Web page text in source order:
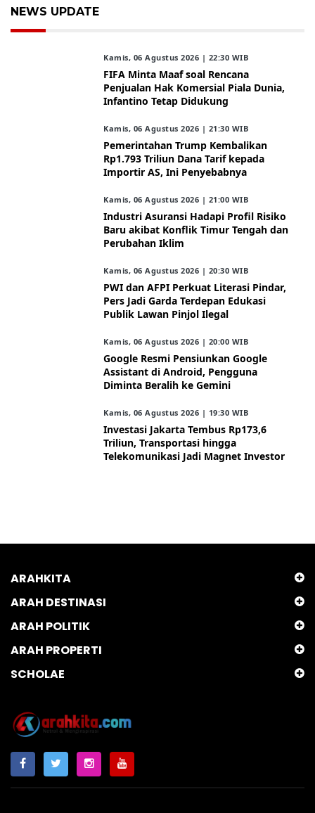
NEWS UPDATE
Kamis, 06 Agustus 2026 | 22:30 WIB
FIFA Minta Maaf soal Rencana
Penjualan Hak Komersial Piala Dunia,
Infantino Tetap Didukung
Kamis, 06 Agustus 2026 | 21:30 WIB
Pemerintahan Trump Kembalikan
Rp1.793 Triliun Dana Tarif kepada
Importir AS, Ini Penyebabnya
Kamis, 06 Agustus 2026 | 21:00 WIB
Industri Asuransi Hadapi Profil Risiko
Baru akibat Konflik Timur Tengah dan
Perubahan Iklim
Kamis, 06 Agustus 2026 | 20:30 WIB
PWI dan AFPI Perkuat Literasi Pindar,
Pers Jadi Garda Terdepan Edukasi
Publik Lawan Pinjol Ilegal
Kamis, 06 Agustus 2026 | 20:00 WIB
Google Resmi Pensiunkan Google
Assistant di Android, Pengguna
Diminta Beralih ke Gemini
Kamis, 06 Agustus 2026 | 19:30 WIB
Investasi Jakarta Tembus Rp173,6
Triliun, Transportasi hingga
Telekomunikasi Jadi Magnet Investor
ARAHKITA
ARAH DESTINASI
ARAH POLITIK
ARAH PROPERTI
SCHOLAE